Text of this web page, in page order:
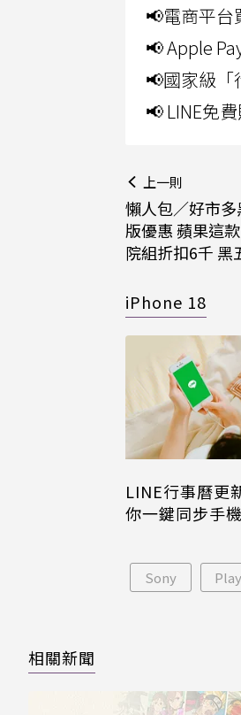
📢電商平台
📢 Apple
📢國家級「
📢 LINE免
上一則
懶人包／好市
版優惠 蘋果這
院組折扣6千 黑
iPhone 18
LINE行事曆更
你一鍵同步手
Sony
相關新聞